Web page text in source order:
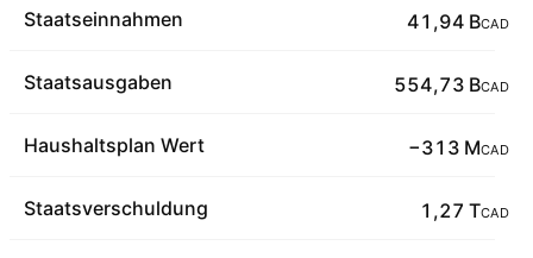
Staatseinnahmen 41,94 BCAD
Staatsausgaben 554,73 BCAD
Haushaltsplan Wert −313 MCAD
Staatsverschuldung 1,27 TCAD